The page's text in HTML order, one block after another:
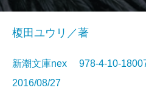
榎田ユウリ／著
新潮文庫nex 978-4-10-
2016/08/27